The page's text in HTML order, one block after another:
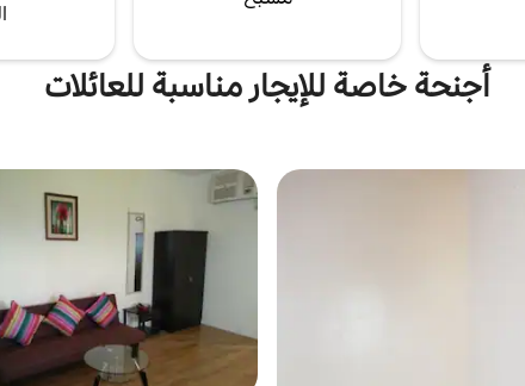
أجنحة خاصة للإيجار مناسبة للعائلات